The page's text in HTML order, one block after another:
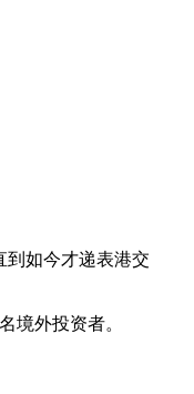
到如今才递表港交
境外投资者。